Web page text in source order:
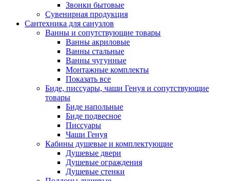
Звонки бытовые
Сувенирная продукция
Сантехника для санузлов
Ванны и сопутствующие товары
Ванны акриловые
Ванны стальные
Ванны чугунные
Монтажные комплекты
Показать все
Биде, писсуары, чаши Генуя и сопутствующие
товары
Биде напольные
Биде подвесное
Писсуары
Чаши Генуя
Кабины душевые и комплектующие
Душевые двери
Душевые ограждения
Душевые стенки